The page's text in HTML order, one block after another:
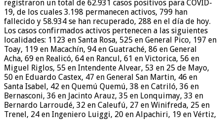
registraron un total de 62.931 casos positivos para COVID-
19, de los cuales 3.198 permanecen activos, 799 han
fallecido y 58.934 se han recuperado, 288 en el día de hoy.
Los casos confirmados activos pertenecen a las siguientes
localidades: 1123 en Santa Rosa, 525 en General Pico, 197 en
Toay, 119 en Macachín, 94 en Guatraché, 86 en General
Acha, 69 en Realicó, 64 en Rancul, 61 en Victorica, 56 en
Miguel Riglos, 55 en Intendente Alvear, 53 en 25 de Mayo,
50 en Eduardo Castex, 47 en General San Martin, 46 en
Santa Isabel, 42 en Quemú Quemú, 38 en Catriló, 36 en
Bernasconi, 36 en Jacinto Arauz, 35 en Lonquimay, 33 en
Bernardo Larroudé, 32 en Caleufú, 27 en Winifreda, 25 en
Trenel, 24 en Ingeniero Luiggi, 20 en Alpachiri, 19 en Vértiz,